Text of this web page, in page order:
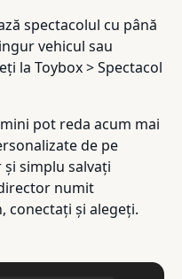
spectacolul cu până
vehicul sau
la Toybox > Spectacol
pot reda acum mai
de pe
și simplu salvați
numit
conectați și alegeți.